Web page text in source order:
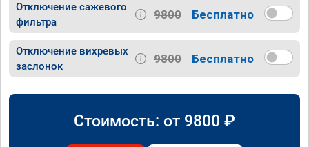
Отключение сажевого
фильтра
9800 Бесплатно
Отключение вихревых
заслонок
9800 Бесплатно
Стоимость: от 9800 ₽